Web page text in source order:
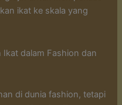
ikat ke skala yang
Ikat dalam Fashion dan
di dunia fashion, tetapi